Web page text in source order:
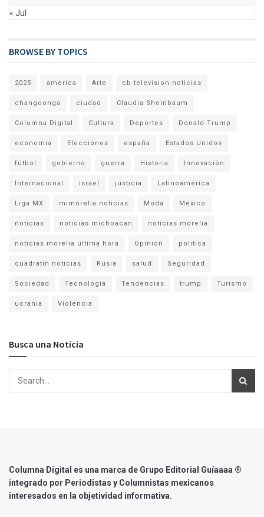
« Jul
BROWSE BY TOPICS
2025 america Arte cb television noticias
changoonga ciudad Claudia Sheinbaum
Columna Digital Cultura Deportes Donald Trump
economia Elecciones españa Estados Unidos
fútbol gobierno guerra Historia Innovación
Internacional israel justicia Latinoamérica
Liga MX mimorelia noticias Moda México
noticias noticias michoacan noticias morelia
noticias morelia ultima hora Opinion politica
quadratin noticias Rusia salud Seguridad
Sociedad Tecnología Tendencias trump Turismo
ucrania Violencia
Busca una Noticia
Columna Digital es una marca de Grupo Editorial Guíaaaa ®
integrado por Periodistas y Columnistas mexicanos
interesados en la objetividad informativa.